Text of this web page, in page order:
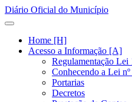
Diário Oficial do Município
Home [H]
Acesso a Informação [A]
Regulamentação Lei
Conhecendo a Lei
Portarias
Decretos